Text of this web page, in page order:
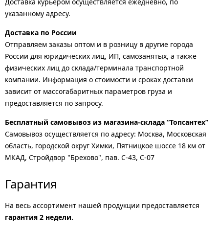
указанному адресу.
Доставка по России
Отправляем заказы оптом и в розницу в другие города
России для юридических лиц, ИП, самозанятых, а также
физических лиц до склада/терминала транспортной
компании. Информация о стоимости и сроках доставки
зависит от массогабаритных параметров груза и
предоставляется по запросу.
Бесплатный самовывоз из магазина-склада “Топсантех”
Самовывоз осуществляется по адресу: Москва, Московская
область, городской округ Химки, Пятницкое шоссе 18 км от
МКАД, Стройдвор "Брехово", пав. С-43, С-07
Гарантия
На весь ассортимент нашей продукции предоставляется
гарантия 2 недели.